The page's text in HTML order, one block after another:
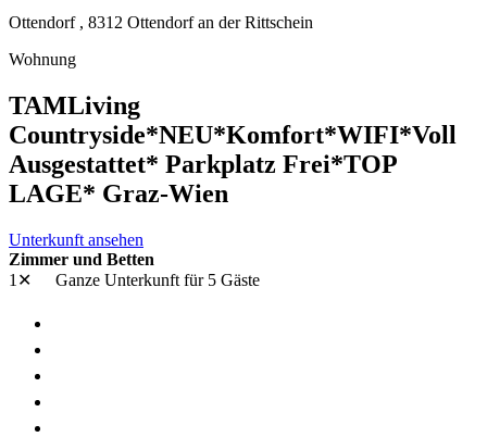
Ottendorf , 8312 Ottendorf an der Rittschein
Wohnung
TAMLiving
Countryside*NEU*Komfort*WIFI*Voll
Ausgestattet* Parkplatz Frei*TOP
LAGE* Graz-Wien
Unterkunft ansehen
Zimmer und Betten
1✕
Ganze Unterkunft für 5 Gäste